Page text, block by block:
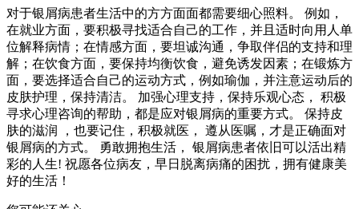
对于银屑病患者生活中的方方面面都需要细心照料。 例如，
在就业方面，要积极寻找适合自己的工作，并且适时向用人单
位解释病情；在情感方面，要坦诚沟通，争取伴侣的支持和理
解；在饮食方面，要保持均衡饮食，避免诱发因素；在锻炼方
面，要选择适合自己的运动方式，例如瑜伽，并注意运动后的
皮肤护理，保持清洁。 加强心理支持，保持乐观心态， 积极
寻求心理咨询的帮助，都是应对银屑病的重要方式。 保持皮
肤的滋润 ，也要记住，积极就医， 遵从医嘱，才是正确面对
银屑病的方式。 勇敢拥抱生活， 银屑病患者依旧可以活出精
彩的人生! 祝愿各位病友，早日脱离病痛的困扰，拥有健康美
好的生活！